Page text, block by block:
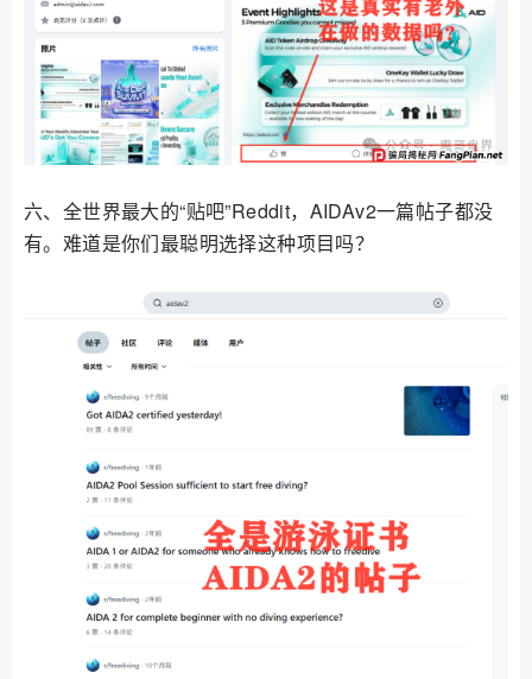
六、全世界最大的“贴吧”Reddit，AIDAv2一篇帖子都没
有。难道是你们最聪明选择这种项目吗？